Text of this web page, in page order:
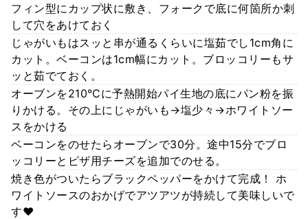
フィン型にカップ状に敷き、フォークで底に何箇所か刺
して穴をあけておく
じゃがいもはスッと串が通るくらいに塩茹でし1cm角に
カット。ベーコンは1cm幅にカット。ブロッコリーもサ
ッと茹でておく。
オーブンを210℃に予熱開始パイ生地の底にパン粉を振
りかける。その上にじゃがいも→塩少々→ホワイトソー
スをかける
ベーコンをのせたらオーブンで30分。途中15分でブロ
ッコリーとピザ用チーズを追加でのせる。
焼き色がついたらブラックペッパーをかけて完成！ ホ
ワイトソースのおかげでアツアツが持続して美味しいで
す❤